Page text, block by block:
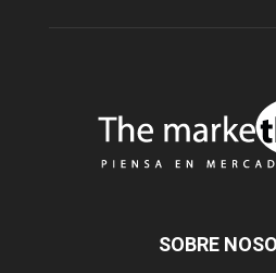
SOBRE